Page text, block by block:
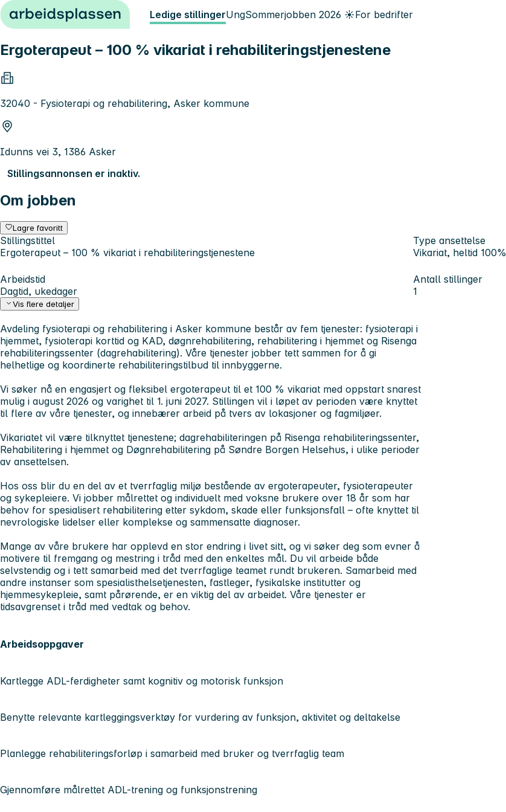
Hopp til innhold Ledige stillingerUngSommerjobben 2026 ☀️For bedrifter
Ergoterapeut – 100 % vikariat i rehabiliteringstjenestene
32040 - Fysioterapi og rehabilitering, Asker kommune
Idunns vei 3, 1386 Asker
Stillingsannonsen er inaktiv.
Om jobben
Lagre favoritt
Stillingstittel
Ergoterapeut – 100 % vikariat i rehabiliteringstjenestene
Type ansettelse
Vikariat, heltid 100%
Arbeidstid
Dagtid, ukedager
Antall stillinger
1
Vis flere detaljer
Avdeling fysioterapi og rehabilitering i Asker kommune består av fem tjenester: fysioterapi i
hjemmet, fysioterapi korttid og KAD, døgnrehabilitering, rehabilitering i hjemmet og Risenga
rehabiliteringssenter (dagrehabilitering). Våre tjenester jobber tett sammen for å gi
helhetlige og koordinerte rehabiliteringstilbud til innbyggerne.
Vi søker nå en engasjert og fleksibel ergoterapeut til et 100 % vikariat med oppstart snarest
mulig i august 2026 og varighet til 1. juni 2027. Stillingen vil i løpet av perioden være knyttet
til flere av våre tjenester, og innebærer arbeid på tvers av lokasjoner og fagmiljøer.
Vikariatet vil være tilknyttet tjenestene; dagrehabiliteringen på Risenga rehabiliteringssenter,
Rehabilitering i hjemmet og Døgnrehabilitering på Søndre Borgen Helsehus, i ulike perioder
av ansettelsen.
Hos oss blir du en del av et tverrfaglig miljø bestående av ergoterapeuter, fysioterapeuter
og sykepleiere. Vi jobber målrettet og individuelt med voksne brukere over 18 år som har
behov for spesialisert rehabilitering etter sykdom, skade eller funksjonsfall – ofte knyttet til
nevrologiske lidelser eller komplekse og sammensatte diagnoser.
Mange av våre brukere har opplevd en stor endring i livet sitt, og vi søker deg som evner å
motivere til fremgang og mestring i tråd med den enkeltes mål. Du vil arbeide både
selvstendig og i tett samarbeid med det tverrfaglige teamet rundt brukeren. Samarbeid med
andre instanser som spesialisthelsetjenesten, fastleger, fysikalske institutter og
hjemmesykepleie, samt pårørende, er en viktig del av arbeidet. Våre tjenester er
tidsavgrenset i tråd med vedtak og behov.
Arbeidsoppgaver
Kartlegge ADL-ferdigheter samt kognitiv og motorisk funksjon
Benytte relevante kartleggingsverktøy for vurdering av funksjon, aktivitet og deltakelse
Planlegge rehabiliteringsforløp i samarbeid med bruker og tverrfaglig team
Gjennomføre målrettet ADL-trening og funksjonstrening